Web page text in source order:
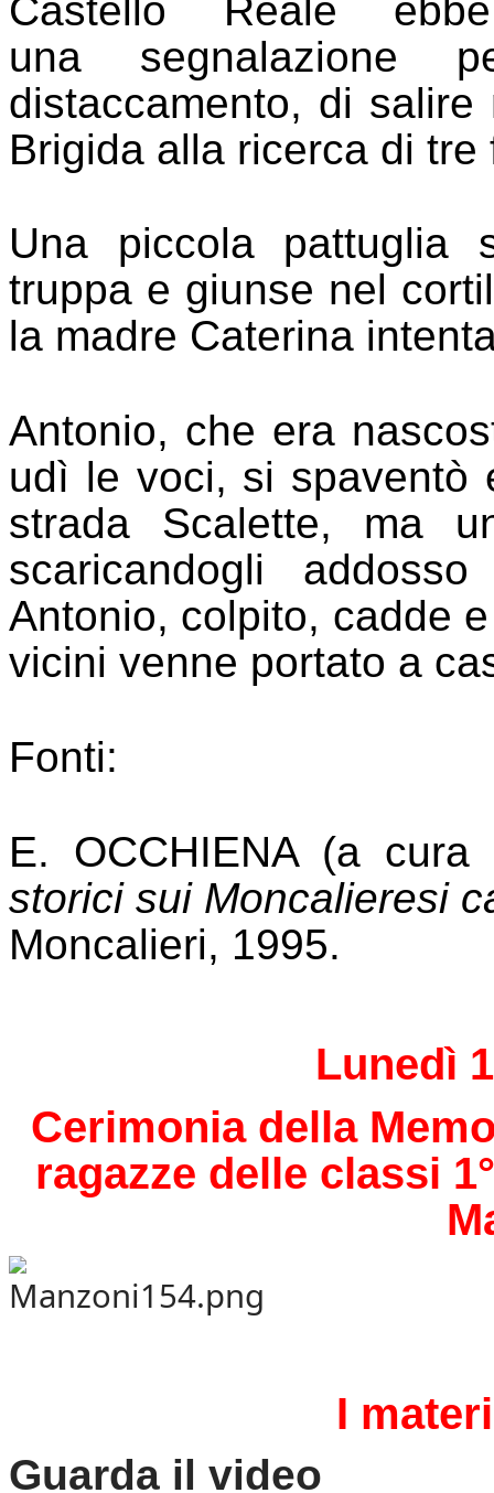
Castello Reale
una segnalazione
distaccamento, di salire
Brigida alla ricerca di
Una piccola
truppa e giunse nel
la madre Caterina
Antonio, che era
udì le voci, si spaventò
strada Scalette, ma
scaricandogli
Antonio, colpito, cadde
vicini venne portato a
Fonti:
E. OCCHIENA (a
storici sui Moncalieresi
Moncalieri, 1995.
Lunedì
Cerimonia della
ragazze delle classi
I
Guarda il video